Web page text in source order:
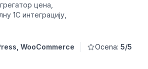
цена,
1C интеграцију,
WooCommerce Ocena: 5/5